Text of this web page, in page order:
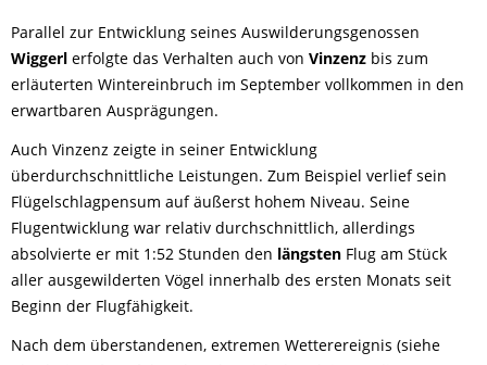
Parallel zur Entwicklung seines Auswilderungsgenossen
Wiggerl erfolgte das Verhalten auch von Vinzenz bis zum
erläuterten Wintereinbruch im September vollkommen in den
erwartbaren Ausprägungen.
Auch Vinzenz zeigte in seiner Entwicklung
überdurchschnittliche Leistungen. Zum Beispiel verlief sein
Flügelschlagpensum auf äußerst hohem Niveau. Seine
Flugentwicklung war relativ durchschnittlich, allerdings
absolvierte er mit 1:52 Stunden den längsten Flug am Stück
aller ausgewilderten Vögel innerhalb des ersten Monats seit
Beginn der Flugfähigkeit.
Nach dem überstandenen, extremen Wetterereignis (siehe